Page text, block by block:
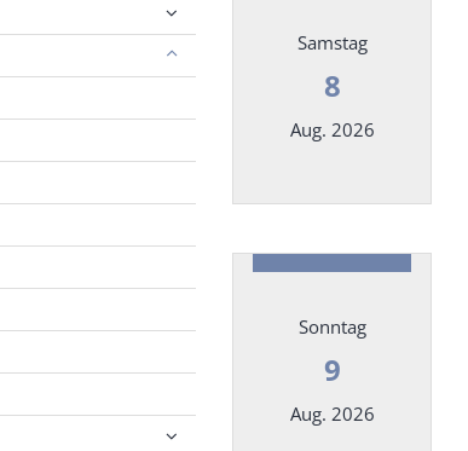
Samstag
8
Aug. 2026
Sonntag
9
Aug. 2026